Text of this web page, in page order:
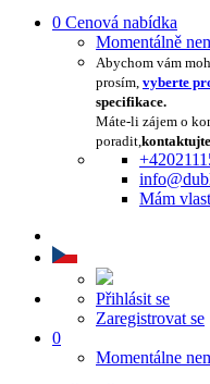
0 Cenová nabídka
Momentálně
Abychom vám
prosím, vyberte
specifikace.
Máte-li zájem o
poradit,
Mám
Přihlásit se
Zaregistrovat se
0
Momentálne